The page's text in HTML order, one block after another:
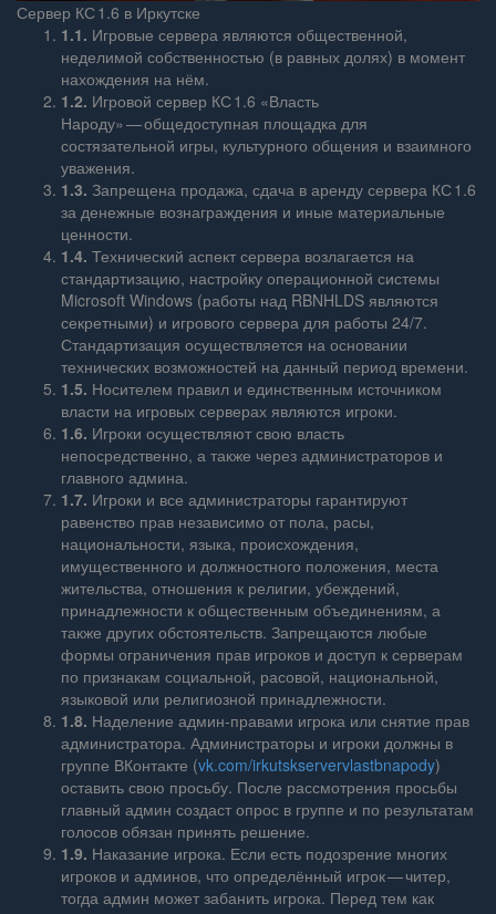
Сервер КС 1.6 в Иркутске
1.1. Игровые сервера являются общественной,
неделимой собственностью (в равных долях) в момент
нахождения на нём.
1.2. Игровой сервер КС 1.6 «Власть
Народу» — общедоступная площадка для
состязательной игры, культурного общения и взаимного
уважения.
1.3. Запрещена продажа, сдача в аренду сервера КС 1.6
за денежные вознаграждения и иные материальные
ценности.
1.4. Технический аспект сервера возлагается на
стандартизацию, настройку операционной системы
Microsoft Windows (работы над RBNHLDS являются
секретными) и игрового сервера для работы 24/7.
Стандартизация осуществляется на основании
технических возможностей на данный период времени.
1.5. Носителем правил и единственным источником
власти на игровых серверах являются игроки.
1.6. Игроки осуществляют свою власть
непосредственно, а также через администраторов и
главного админа.
1.7. Игроки и все администраторы гарантируют
равенство прав независимо от пола, расы,
национальности, языка, происхождения,
имущественного и должностного положения, места
жительства, отношения к религии, убеждений,
принадлежности к общественным объединениям, а
также других обстоятельств. Запрещаются любые
формы ограничения прав игроков и доступ к серверам
по признакам социальной, расовой, национальной,
языковой или религиозной принадлежности.
1.8. Наделение админ‑правами игрока или снятие прав
администратора. Администраторы и игроки должны в
группе ВКонтакте (vk.com/irkutskservervlastbnapody)
оставить свою просьбу. После рассмотрения просьбы
главный админ создаст опрос в группе и по результатам
голосов обязан принять решение.
1.9. Наказание игрока. Если есть подозрение многих
игроков и админов, что определённый игрок — читер,
тогда админ может забанить игрока. Перед тем как